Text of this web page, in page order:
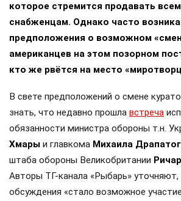
которое стремится продавать
снабженцам. Однако часто
предположения о возможном
американцев на этом позорном
кто же рвётся на место
В свете предположений о смене
знать, что недавно прошла встреча
обязанности министра обороны т.н.
Хмары и главкома Михаила
штаба обороны Великобритании
Авторы ТГ-канала «Рыбарь» уточняют,
обсуждения «стало возможное